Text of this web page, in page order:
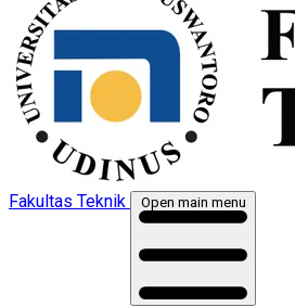
Fakultas Teknik Open main menu